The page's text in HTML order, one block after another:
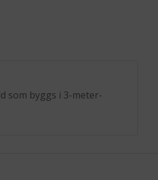
som byggs i 3-meter-